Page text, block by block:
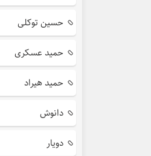
حسین توکلی
حمید عسکری
حمید هیراد
دانوش
دویار